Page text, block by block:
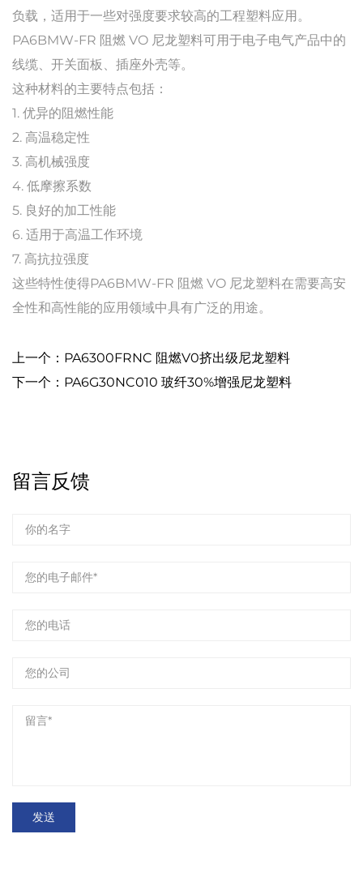
负载，适用于一些对强度要求较高的工程塑料应用。
PA6BMW-FR 阻燃 VO 尼龙塑料可用于电子电气产品中的
线缆、开关面板、插座外壳等。
这种材料的主要特点包括：
1. 优异的阻燃性能
2. 高温稳定性
3. 高机械强度
4. 低摩擦系数
5. 良好的加工性能
6. 适用于高温工作环境
7. 高抗拉强度
这些特性使得PA6BMW-FR 阻燃 VO 尼龙塑料在需要高安
全性和高性能的应用领域中具有广泛的用途。
上一个：PA6300FRNC 阻燃V0挤出级尼龙塑料
下一个：PA6G30NC010 玻纤30%增强尼龙塑料
留言反馈